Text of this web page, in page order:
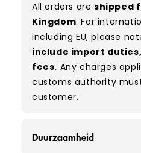
Please note:As these
garments, a small
have minor flaws such
stains. While we
degree of human error
can vary slightly
All orders are shipped
Kingdom. For
including EU, please
include import
fees. Any charges
customs authority
customer.
Duurzaamheid